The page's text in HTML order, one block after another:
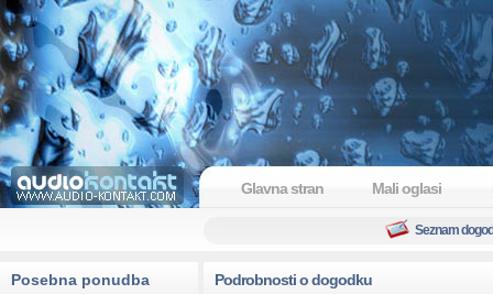
Glavna stran Mali oglasi
Seznam
Posebna ponudba Podrobnosti o dogodku